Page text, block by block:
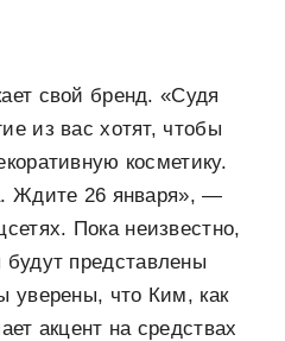
свой бренд. «Судя
из вас хотят, чтобы
косметику.
Ждите 26 января», —
Пока неизвестно,
будут представлены
уверены, что Ким, как
акцент на средствах